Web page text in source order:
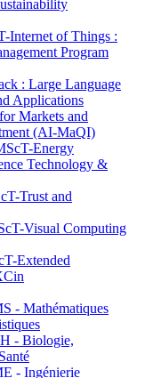
Internet of Things :
Program
: Large Language
Applications
Markets and
(AI-MaQI)
Energy
Technology &
Trust and
Visual Computing
Extended
- Mathématiques
- Biologie,
- Ingénierie